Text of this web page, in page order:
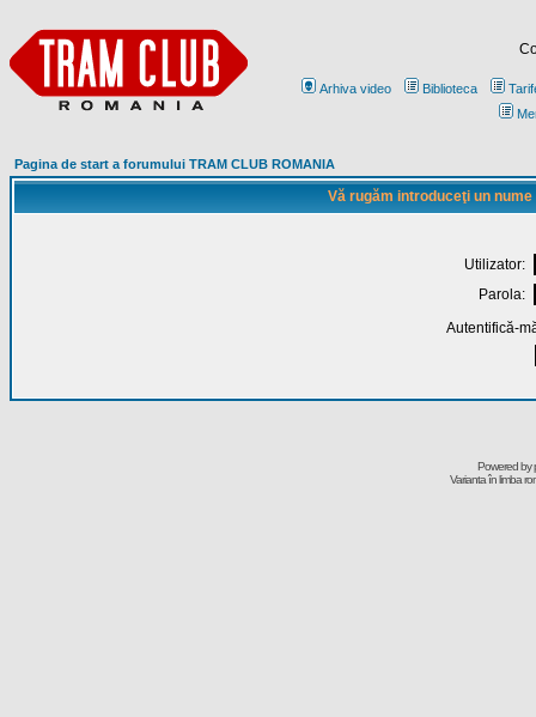
Arhiva video Biblioteca
Pagina de start a forumului TRAM CLUB ROMANIA
Vă rugăm introduceţi un
Utilizator:
Parola:
Autentifică-
Powered by
Varianta în limba